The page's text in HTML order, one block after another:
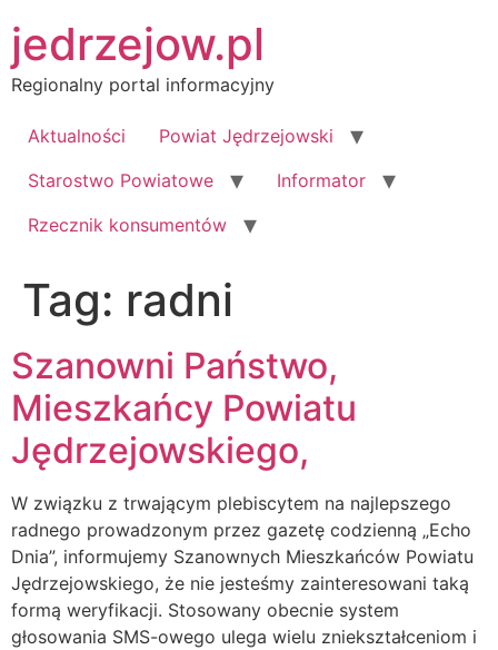
do
treści
jedrzejow.pl
Regionalny portal informacyjny
Aktualności
Powiat Jędrzejowski
Starostwo Powiatowe
Informator
Rzecznik konsumentów
Tag: radni
Szanowni Państwo,
Mieszkańcy Powiatu
Jędrzejowskiego,
W związku z trwającym plebiscytem na najlepszego
radnego prowadzonym przez gazetę codzienną „Echo
Dnia”, informujemy Szanownych Mieszkańców Powiatu
Jędrzejowskiego, że nie jesteśmy zainteresowani taką
formą weryfikacji. Stosowany obecnie system
głosowania SMS-owego ulega wielu zniekształceniom i